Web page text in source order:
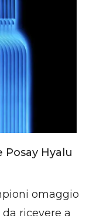
Hyalu
omaggio
da ricevere a